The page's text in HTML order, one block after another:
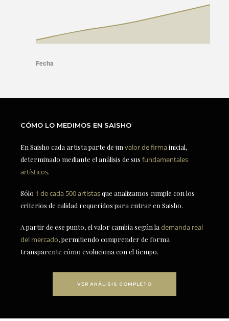
CÓMO LO MEDIMOS EN SAISHO
En Saisho cada artista parte de un valor de firmainicial,
determinado mediante el análisis de sus fundamentales
artísticos.
Sólo 1 de cada 500 artistasque analizamos cumple con los
criterios de calidad requeridos para entrar en Saisho.
A partir de ese punto, el valor cambia según la demanda real
del mercado, permitiendo comprender de forma
transparente cómo evoluciona con el tiempo.
VER ANÁLISIS COMPLETO